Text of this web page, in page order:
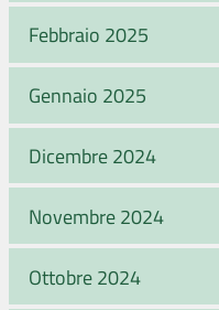
Febbraio 2025
Gennaio 2025
Dicembre 2024
Novembre 2024
Ottobre 2024